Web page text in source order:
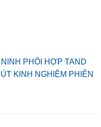
PHỐI HỢP TAND
KINH NGHIỆM PHIÊN